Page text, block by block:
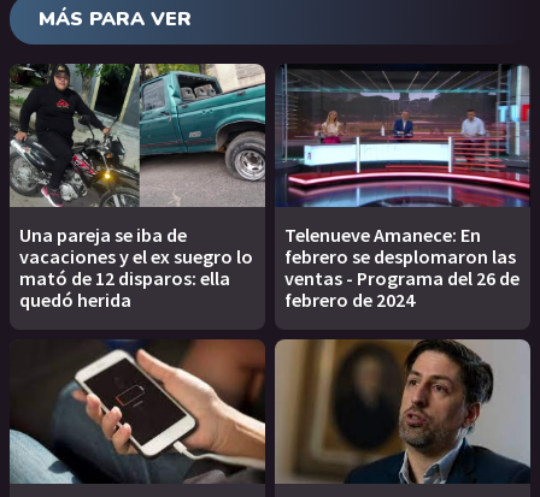
MÁS PARA VER
Una pareja se iba de
vacaciones y el ex suegro lo
mató de 12 disparos: ella
quedó herida
Telenueve Amanece: En
febrero se desplomaron las
ventas - Programa del 26 de
febrero de 2024